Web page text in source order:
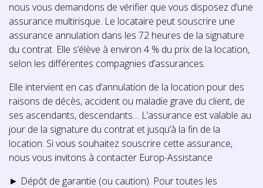
nous vous demandons de vérifier que vous disposez d’une
assurance multirisque. Le locataire peut souscrire une
assurance annulation dans les 72 heures de la signature
du contrat. Elle s’élève à environ 4 % du prix de la location,
selon les différentes compagnies d’assurances.
Elle intervient en cas d’annulation de la location pour des
raisons de décès, accident ou maladie grave du client, de
ses ascendants, descendants… L’assurance est valable au
jour de la signature du contrat et jusqu’à la fin de la
location. Si vous souhaitez souscrire cette assurance,
nous vous invitons à contacter Europ-Assistance
► Dépôt de garantie (ou caution). Pour toutes les